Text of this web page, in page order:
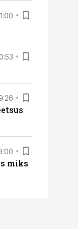
miks